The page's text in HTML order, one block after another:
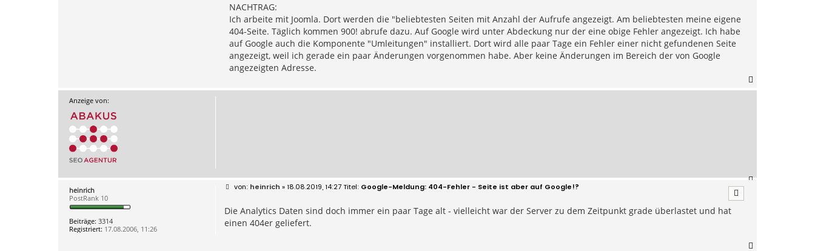
NACHTRAG:
Ich arbeite mit Joomla. Dort werden die "beliebtesten Seiten mit Anzahl der Aufrufe angezeigt. Am beliebtesten meine eigene
404-Seite. Täglich kommen 900! abrufe dazu. Auf Google wird unter Abdeckung nur der eine obige Fehler angezeigt. Ich habe
auf Google auch die Komponente "Umleitungen" installiert. Dort wird alle paar Tage ein Fehler einer nicht gefundenen Seite
angezeigt, weil ich gerade ein paar Änderungen vorgenommen habe. Aber keine Änderungen im Bereich der von Google
angezeigten Adresse.
a
Anzeige von:
N
heinrich
PostRank 10
Beiträge: 3314
Registriert: 17.08.2006, 11:26
B
t
a
heinrich » 18.08.2019, 14:27 Google-Meldung: 404-Fehler - Seite ist aber auf Google!?
Die Analytics Daten sind doch immer ein paar Tage alt - vielleicht war der Server zu dem Zeitpunkt grade überlastet und hat
einen 404er geliefert.